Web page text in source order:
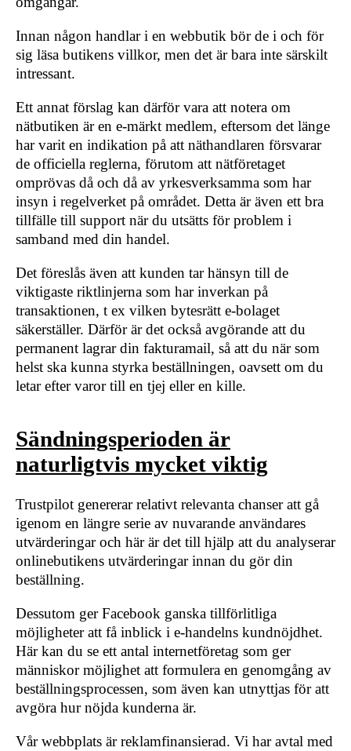
Innan någon handlar i en webbutik bör de i och för
sig läsa butikens villkor, men det är bara inte särskilt
intressant.
Ett annat förslag kan därför vara att notera om
nätbutiken är en e-märkt medlem, eftersom det länge
har varit en indikation på att näthandlaren försvarar
de officiella reglerna, förutom att nätföretaget
omprövas då och då av yrkesverksamma som har
insyn i regelverket på området. Detta är även ett bra
tillfälle till support när du utsätts för problem i
samband med din handel.
Det föreslås även att kunden tar hänsyn till de
viktigaste riktlinjerna som har inverkan på
transaktionen, t ex vilken bytesrätt e-bolaget
säkerställer. Därför är det också avgörande att du
permanent lagrar din fakturamail, så att du när som
helst ska kunna styrka beställningen, oavsett om du
letar efter varor till en tjej eller en kille.
Sändningsperioden är
naturligtvis mycket viktig
Trustpilot genererar relativt relevanta chanser att gå
igenom en längre serie av nuvarande användares
utvärderingar och här är det till hjälp att du analyserar
onlinebutikens utvärderingar innan du gör din
beställning.
Dessutom ger Facebook ganska tillförlitliga
möjligheter att få inblick i e-handelns kundnöjdhet.
Här kan du se ett antal internetföretag som ger
människor möjlighet att formulera en genomgång av
beställningsprocessen, som även kan utnyttjas för att
avgöra hur nöjda kunderna är.
Vår webbplats är reklamfinansierad. Vi har avtal med